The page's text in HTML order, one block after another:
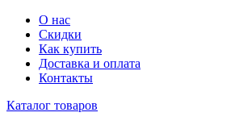
О нас
Скидки
Как купить
Доставка и оплата
Контакты
Каталог товаров